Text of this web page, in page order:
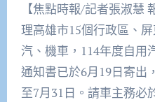
【焦點時報/記者張淑慧
理高雄市15個行政區、
汽、機車，114年度自用
通知書已於6月19日寄出
至7月31日。請車主務必